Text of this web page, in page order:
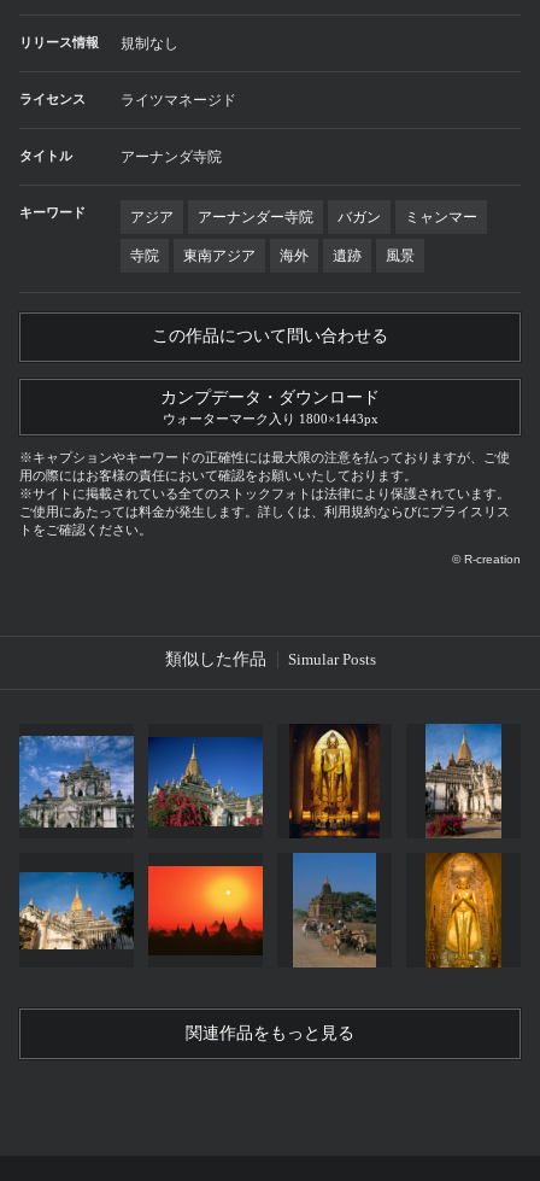
リリース情報 規制なし
ライセンス ライツマネージド
タイトル アーナンダ寺院
キーワード アジア アーナンダー寺院 バガン ミャンマー
寺院 東南アジア 海外 遺跡 風景
この作品について問い合わせる
カンプデータ・ダウンロード
ウォーターマーク入り 1800×1443px
※キャプションやキーワードの正確性には最大限の注意を払っておりますが、ご使
用の際にはお客様の責任において確認をお願いいたしております。
※サイトに掲載されている全てのストックフォトは法律により保護されています。
ご使用にあたっては料金が発生します。詳しくは、利用規約ならびにプライスリス
トをご確認ください。
© R-creation
類似した作品 Simular Posts
関連作品をもっと見る